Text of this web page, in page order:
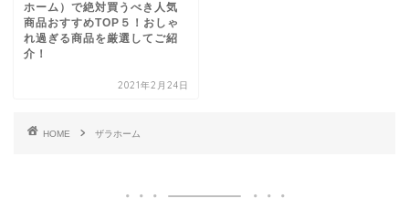
ホーム）で絶対買うべき人気
商品おすすめTOP５！おしゃ
れ過ぎる商品を厳選してご紹
介！
2021年2月24日
HOME ザラホーム